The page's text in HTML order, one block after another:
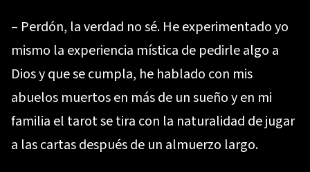
– Perdón, la verdad no sé. He experimentado yo
mismo la experiencia mística de pedirle algo a
Dios y que se cumpla, he hablado con mis
abuelos muertos en más de un sueño y en mi
familia el tarot se tira con la naturalidad de jugar
a las cartas después de un almuerzo largo.